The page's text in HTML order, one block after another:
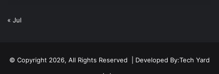
« Jul
© Copyright 2026, All Rights Reserved | Developed By:Tech Yard